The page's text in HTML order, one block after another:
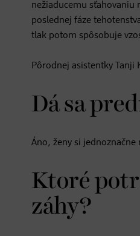
nežiaducemu sťahovaniu
poslednej fáze
tlak potom spôsobuje
Pôrodnej asistentky Tanji
Dá sa
Áno, ženy si
Ktoré
záhy?